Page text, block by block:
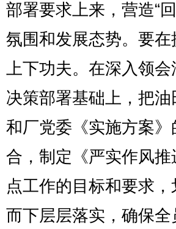
部署要求上来，营造“
氛围和发展态势。要
上下功夫。在深入领
决策部署基础上，把
和厂党委《实施方案
合，制定《严实作风
点工作的目标和要求
而下层层落实，确保